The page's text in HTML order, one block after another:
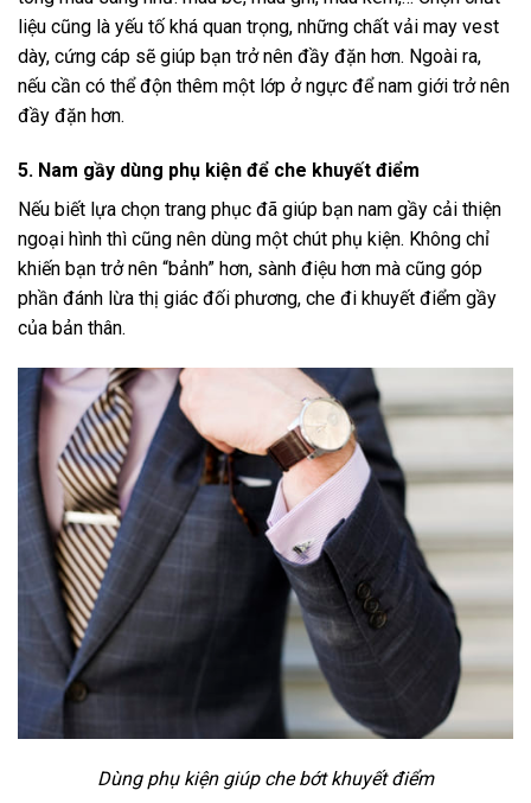
liệu cũng là yếu tố khá quan trọng, những chất vải may vest
dày, cứng cáp sẽ giúp bạn trở nên đầy đặn hơn. Ngoài ra,
nếu cần có thể độn thêm một lớp ở ngực để nam giới trở nên
đầy đặn hơn.
5. Nam gầy dùng phụ kiện để che khuyết điểm
Nếu biết lựa chọn trang phục đã giúp bạn nam gầy cải thiện
ngoại hình thì cũng nên dùng một chút phụ kiện. Không chỉ
khiến bạn trở nên “bảnh” hơn, sành điệu hơn mà cũng góp
phần đánh lừa thị giác đối phương, che đi khuyết điểm gầy
của bản thân.
Dùng phụ kiện giúp che bớt khuyết điểm